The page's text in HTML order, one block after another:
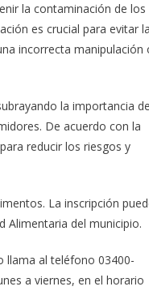
la contaminación de los
es crucial para evitar la
incorrecta manipulación
la importancia de
De acuerdo con la
reducir los riesgos y
La inscripción
Alimentaria del municipio.
llama al teléfono 03400-
a viernes, en el horario